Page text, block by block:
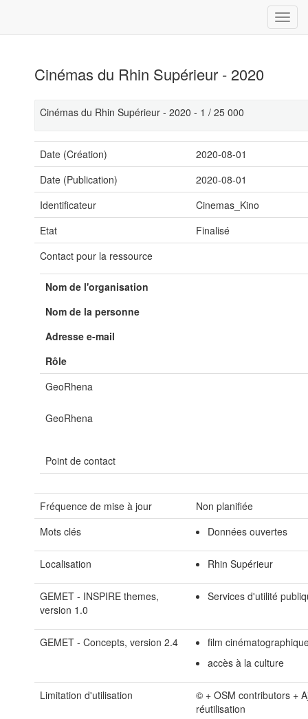
Cinémas du Rhin Supérieur - 2020
Cinémas du Rhin Supérieur - 2020 - 1 / 25 000
Date (Création)
2020-08-01
Date (Publication)
2020-08-01
Identificateur
Cinemas_Kino
Etat
Finalisé
Contact pour la ressource
Nom de l'organisation
Nom de la personne
Adresse e-mail
Rôle
GeoRhena
GeoRhena
Point de contact
Fréquence de mise à jour
Non planifiée
Mots clés
Données ouvertes
Localisation Rhin Supérieur
GEMET - INSPIRE themes,
version 1.0
Services d'utilité
GEMET - Concepts, version 2.4
film
accès à la culture
Limitation d'utilisation
© + OSM contributors +
réutilisation